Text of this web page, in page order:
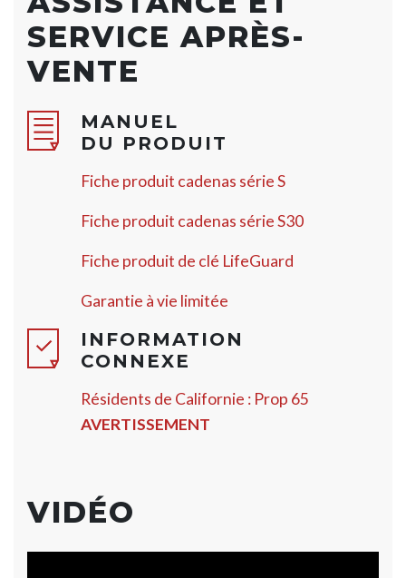
SERVICE APRÈS-
VENTE
MANUEL
DU PRODUIT
Fiche produit cadenas série S
Fiche produit cadenas série S30
Fiche produit de clé LifeGuard
Garantie à vie limitée
INFORMATION
CONNEXE
Résidents de Californie : Prop 65
AVERTISSEMENT
VIDÉO